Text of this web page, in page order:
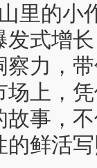
的小
式增
力，
上，
事，
的鲜活